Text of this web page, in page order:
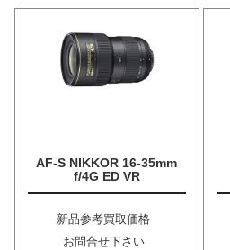
AF-S NIKKOR 16-35mm
f/4G ED VR
新品参考買取価格
お問合せ下さい